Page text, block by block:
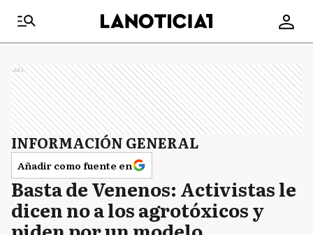
Ads
INFORMACIÓN GENERAL
Añadir como fuente en
Basta de Venenos: Activistas le
dicen no a los agrotóxicos y